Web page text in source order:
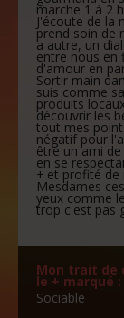
marche 1 à 2
J'écoute de la
prend soin de
a autre, un
entre nous en
d'amour en
Sortir main
suis comme
produits
découvrir les
tout mes
négatif pour
être un ami
en se
+ et profité de
Mesdames
yeux comme
trop c'est pas
Mon trait de
le + marqué :
Sociable